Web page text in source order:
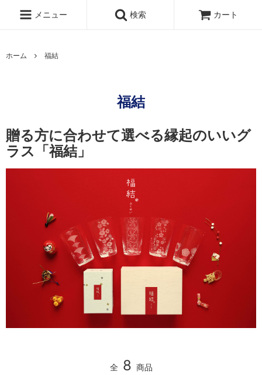
メニュー 検索 カート
ホーム 福結
福結
贈る方に合わせて選べる縁起のいいグ
ラス「福結」
全 8 商品